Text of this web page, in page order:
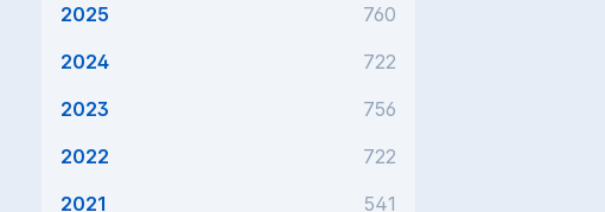
2025
760
2024
722
2023
756
2022
722
2021
541